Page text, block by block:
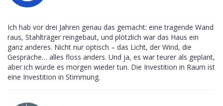
Ich hab vor drei Jahren genau das gemacht: eine tragende Wand
raus, Stahlträger reingebaut, und plötzlich war das Haus ein
ganz anderes. Nicht nur optisch – das Licht, der Wind, die
Gespräche… alles floss anders. Und ja, es war teurer als geplant,
aber ich würde es morgen wieder tun. Die Investition in Raum ist
eine Investition in Stimmung.